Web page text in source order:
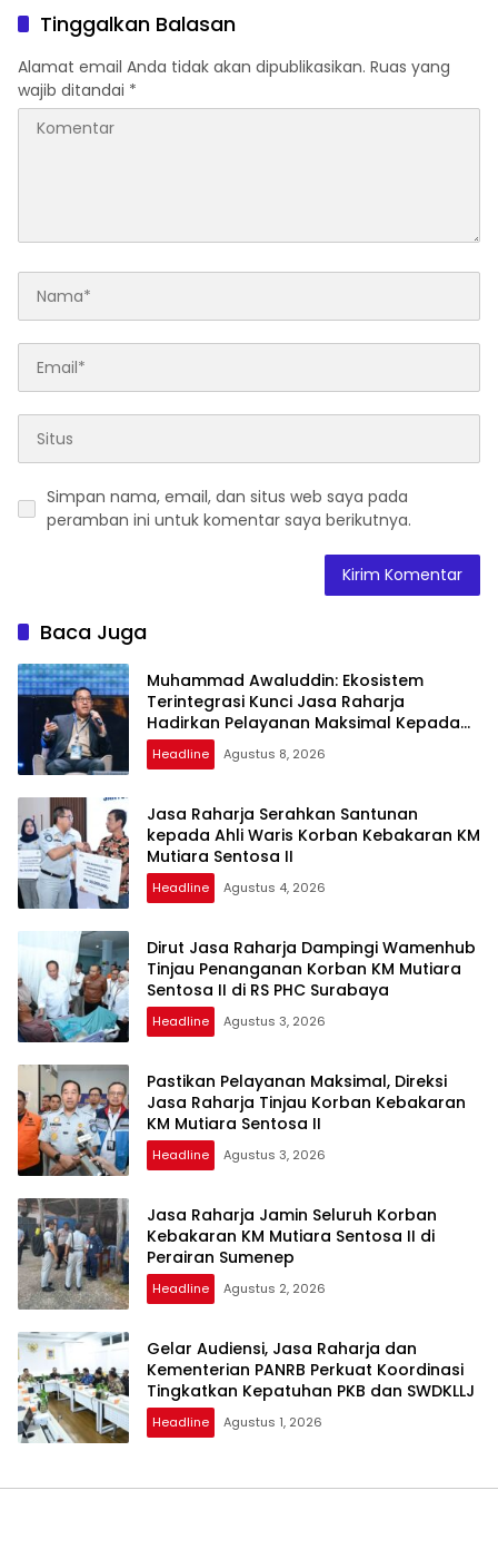
Tinggalkan Balasan
Alamat email Anda tidak akan dipublikasikan. Ruas yang
wajib ditandai *
Simpan nama, email, dan situs web saya pada
peramban ini untuk komentar saya berikutnya.
Baca Juga
Muhammad Awaluddin: Ekosistem
Terintegrasi Kunci Jasa Raharja
Hadirkan Pelayanan Maksimal Kepada
Masyarakat
Headline Agustus 8, 2026
Jasa Raharja Serahkan Santunan
kepada Ahli Waris Korban Kebakaran KM
Mutiara Sentosa II
Headline Agustus 4, 2026
Dirut Jasa Raharja Dampingi Wamenhub
Tinjau Penanganan Korban KM Mutiara
Sentosa II di RS PHC Surabaya
Headline Agustus 3, 2026
Pastikan Pelayanan Maksimal, Direksi
Jasa Raharja Tinjau Korban Kebakaran
KM Mutiara Sentosa II
Headline Agustus 3, 2026
Jasa Raharja Jamin Seluruh Korban
Kebakaran KM Mutiara Sentosa II di
Perairan Sumenep
Headline Agustus 2, 2026
Gelar Audiensi, Jasa Raharja dan
Kementerian PANRB Perkuat Koordinasi
Tingkatkan Kepatuhan PKB dan SWDKLLJ
Headline Agustus 1, 2026